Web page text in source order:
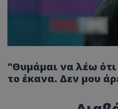
"Θυμάμαι να λέω
το έκανα. Δεν μου